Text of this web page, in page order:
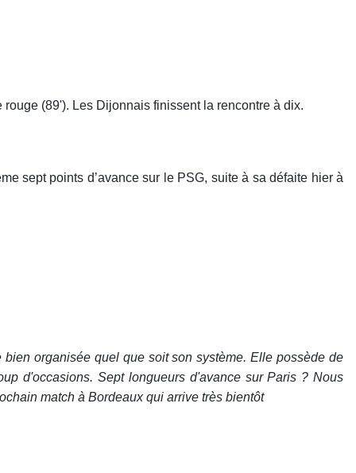
(89'). Les Dijonnais finissent la rencontre à dix.
sept points d’avance sur le PSG, suite à sa défaite hier à
organisée quel que soit son système. Elle possède de
d'occasions. Sept longueurs d'avance sur Paris ? Nous
match à Bordeaux qui arrive très bientôt